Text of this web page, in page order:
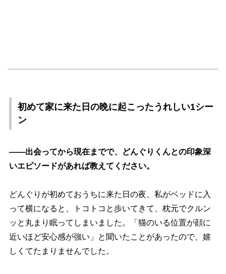
初めて家に来た日の晩に起こったうれしい1シー
ン
――出会ってから現在までで、どんぐりくんとの印象深
いエピソードがあれば教えてください。
どんぐりが初めておうちに来た日の夜、私がベッドに入
って横になると、トコトコと歩いてきて、枕元でクルン
ッと丸まり眠ってしまいました。「猫のいる位置が顔に
近いほど安心感が強い」と聞いたことがあったので、嬉
しくてたまりませんでした。